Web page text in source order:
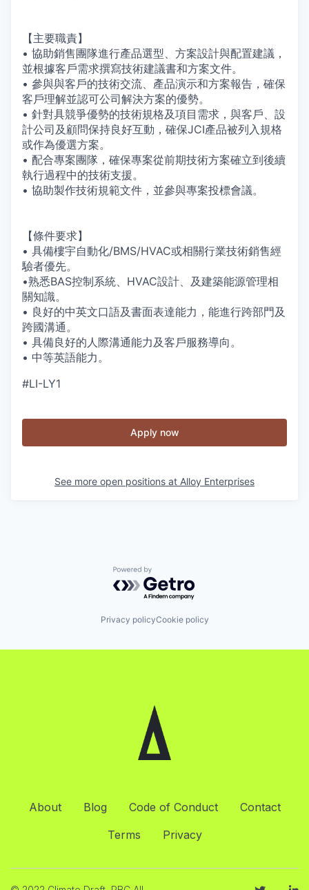
【主要職責】
• 協助銷售團隊進行產品選型、方案設計與配置建議，
並根據客戶需求撰寫技術建議書和方案文件。
• 參與與客戶的技術交流、產品演示和方案報告，確保
客戶理解並認可公司解決方案的優勢。
• 針對具競爭優勢的技術規格及項目需求，與客戶、設
計公司及顧問保持良好互動，確保JCI產品被列入規格
或作為優選方案。
• 配合專案團隊，確保專案從前期技術方案確立到後續
執行過程中的技術支援。
• 協助製作技術規範文件，並參與專案投標會議。
【條件要求】
• 具備樓宇自動化/BMS/HVAC或相關行業技術銷售經
驗者優先。
•熟悉BAS控制系統、HVAC設計、及建築能源管理相
關知識。
• 良好的中英文口語及書面表達能力，能進行跨部門及
跨國溝通。
• 具備良好的人際溝通能力及客戶服務導向。
• 中等英語能力。
#LI-LY1
Apply now
See more open positions at Alloy Enterprises
Powered by Getro.com
Privacy policyCookie policy
About Blog Code of Conduct
Contact
Terms
Privacy